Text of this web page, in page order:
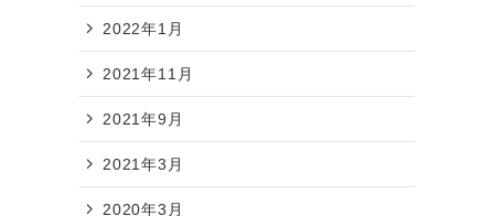
2022年1月
2021年11月
2021年9月
2021年3月
2020年3月